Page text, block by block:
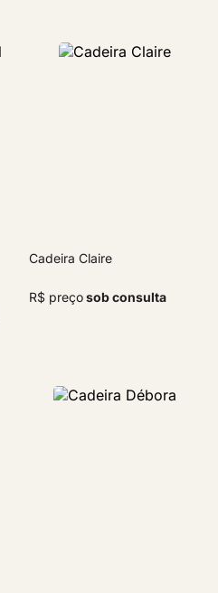
Cadeira Claire
R$ preçosob consulta